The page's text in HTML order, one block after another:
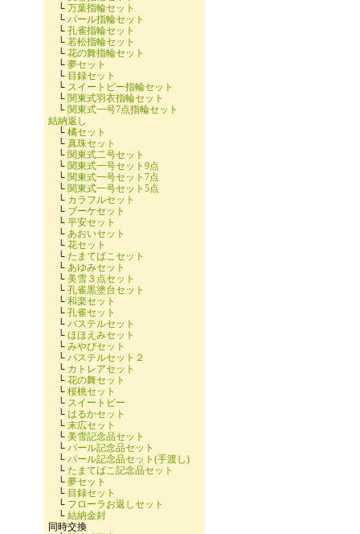
└ 万葉指輪セット
└ パール指輪セット
└ 孔雀指輪セット
└ 若松指輪セット
└ 花の舞指輪セット
└ 夢セット
└ 目録セット
└ スイートピー指輪セット
└ 関東式羽衣指輪セット
└ 関東式一号7点指輪セット
結納返し
└ 橘セット
└ 真珠セット
└ 関東式二号セット
└ 関東式一号セット9点
└ 関東式一号セット7点
└ 関東式一号セット5点
└ カラフルセット
└ ブーケセット
└ 平安セット
└ あおいセット
└ 花セット
└ たまてばこセット
└ あゆみセット
└ 美雪３点セット
└ 孔雀黒塗台セット
└ 和楽セット
└ 孔雀セット
└ パステルセット
└ ほほえみセット
└ みやびセット
└ パステルセット２
└ カトレアセット
└ 花の舞セット
└ 桜桃セット
└ スイートピー
└ はるかセット
└ 末広セット
└ 美雪記念品セット
└ パール記念品セット
└ パール記念品セット(手渡し)
└ たまてばこ記念品セット
└ 夢セット
└ 目録セット
└ フローラお返しセット
└ 結納金封
同時交換